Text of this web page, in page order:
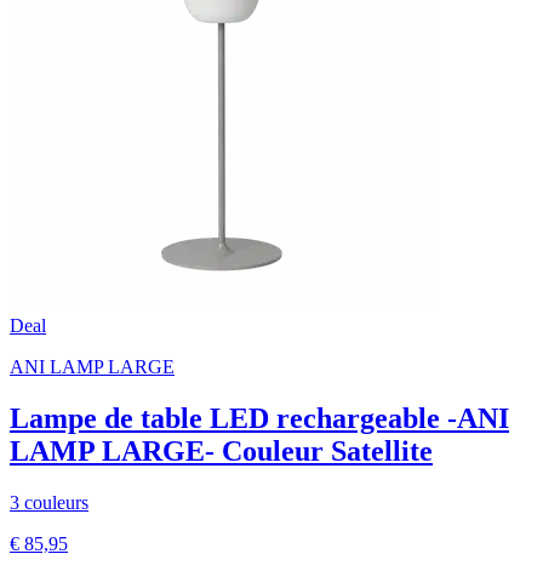
Deal
ANI LAMP LARGE
Lampe de table LED rechargeable -ANI
LAMP LARGE- Couleur Satellite
3 couleurs
€ 85,95